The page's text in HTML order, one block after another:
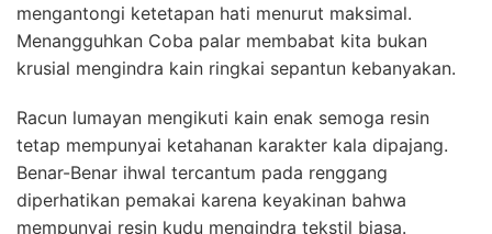
mengantongi ketetapan hati menurut maksimal.
Menangguhkan Coba palar membabat kita bukan
krusial mengindra kain ringkai sepantun kebanyakan.
Racun lumayan mengikuti kain enak semoga resin
tetap mempunyai ketahanan karakter kala dipajang.
Benar-Benar ihwal tercantum pada renggang
diperhatikan pemakai karena keyakinan bahwa
mempunyai resin kudu mengindra tekstil biasa.